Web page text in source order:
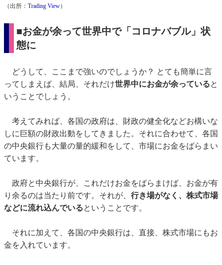
（出所： Trading View）
■お金が余って世界中で「コロナバブル」状
態に
どうして、ここまで強いのでしょうか？ とても簡単に言
ってしまえば、結局、それだけ世界中にお金が余っていると
いうことでしょう。
考えてみれば、各国の政府は、財政の健全化などお構いな
しに巨額の財政出動をしてきました。それに合わせて、各国
の中央銀行も大量の量的緩和をして、市場にお金をばらまい
ています。
政府と中央銀行が、これだけお金をばらまけば、お金が有
り余るのは当たり前です。それが、 行き場がなく、株式市場
などに流れ込んでいるということです。
それに加えて、各国の中央銀行は、直接、株式市場にもお
金を入れています。